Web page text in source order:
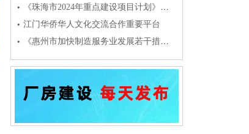
江门华侨华人文化交流合作重要平台